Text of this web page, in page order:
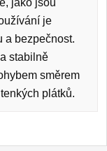
je
a bezpečnost.
stabilně
směrem
plátků.